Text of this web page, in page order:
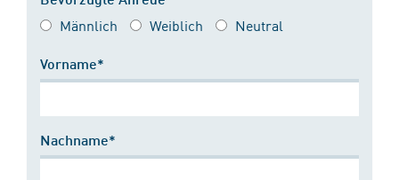
Männlich Weiblich Neutral
Vorname*
Nachname*